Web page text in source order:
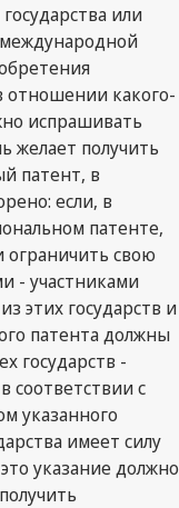
или
международной
отношении какого-
испрашивать
желает получить
патент, в
если, в
патенте,
ограничить свою
- участниками
этих государств и
патента должны
государств -
соответствии с
указанного
имеет силу
указание должно